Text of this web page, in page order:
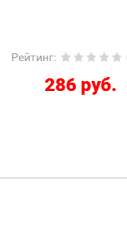
(0.0)
руб.